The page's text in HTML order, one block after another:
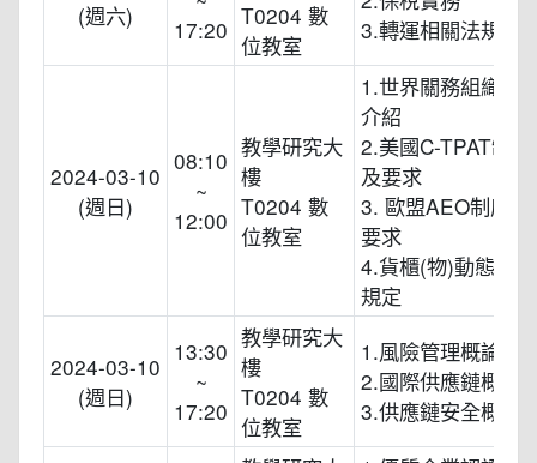
(週六)
17:20 T0204 數
位教室
3.轉運相關法規與
2024-03-10
(週日)
08:10
~
12:00
教學研究大
樓
T0204 數
位教室
1.世界關務組織
介紹
2.美國C-TPAT制
及要求
3. 歐盟AEO制度簡
要求
4.貨櫃(物)動態傳
規定
2024-03-10
(週日)
13:30
~
17:20
教學研究大
樓
T0204 數
位教室
1.風險管理概論
2.國際供應鏈概論
3.供應鏈安全概論